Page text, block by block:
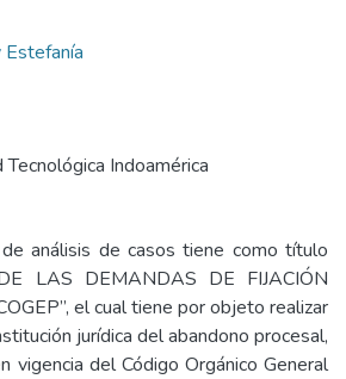
Estefanía
Indoamérica
análisis de casos tiene como título
LAS DEMANDAS DE FIJACIÓN
el cual tiene por objeto realizar
jurídica del abandono procesal,
vigencia del Código Orgánico General